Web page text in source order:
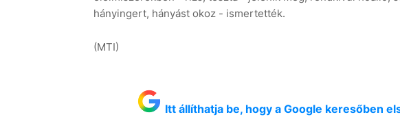
hányingert, hányást okoz - ismertették.
(MTI)
Itt állíthatja be, hogy a Google keresőben